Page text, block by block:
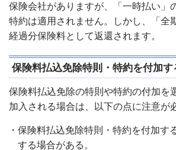
保険会社がありますが、「一時払い」
特約は適用されません。しかし、「全
経過分保険料として返還されます。
保険料払込免除特則・特約を付加す
保険料払込免除の特則や特約の付加を
加入される場合は、以下の点に注意が
・保険料払込免除特則・特約を付加す
する場合がある。